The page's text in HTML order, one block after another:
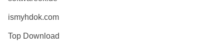
ismyhdok.com
Top Download